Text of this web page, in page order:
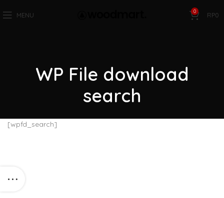
MENU 0 RP0
WP File download
search
[wpfd_search]